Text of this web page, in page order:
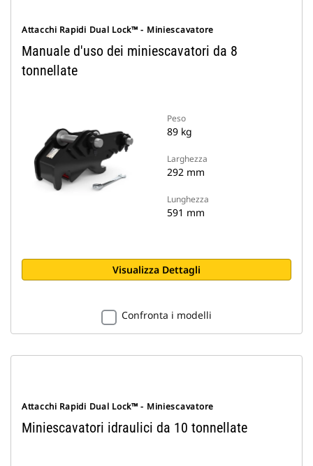
Attacchi Rapidi Dual Lock™ - Miniescavatore
Manuale d'uso dei miniescavatori da 8
tonnellate
Peso
89 kg
Larghezza
292 mm
Lunghezza
591 mm
Visualizza Dettagli
Confronta i modelli
Attacchi Rapidi Dual Lock™ - Miniescavatore
Miniescavatori idraulici da 10 tonnellate